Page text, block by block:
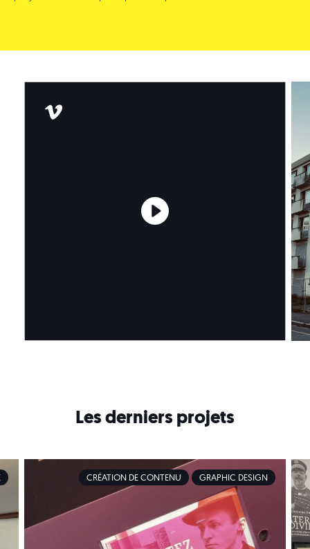
Les derniers projets
CRÉATION DE CONTENU GRAPHIC DESIGN